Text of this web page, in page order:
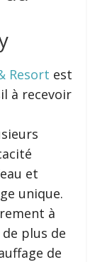
Resort est
à recevoir
et
unique.
à
plus de
de